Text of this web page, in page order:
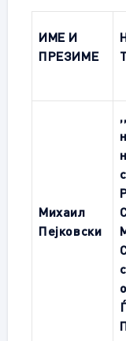
ИМЕ И
ПРЕЗИМЕ
Михаил
Пејковски
,,